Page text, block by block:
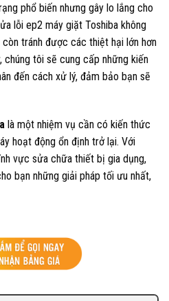
phổ biến nhưng gây lo lắng cho
lỗi ep2 máy giặt Toshiba không
tránh được các thiệt hại lớn hơn
tôi sẽ cung cấp những kiến
đến cách xử lý, đảm bảo bạn sẽ
là một nhiệm vụ cần có kiến thức
hoạt động ổn định trở lại. Với
vực sửa chữa thiết bị gia dụng,
bạn những giải pháp tối ưu nhất,